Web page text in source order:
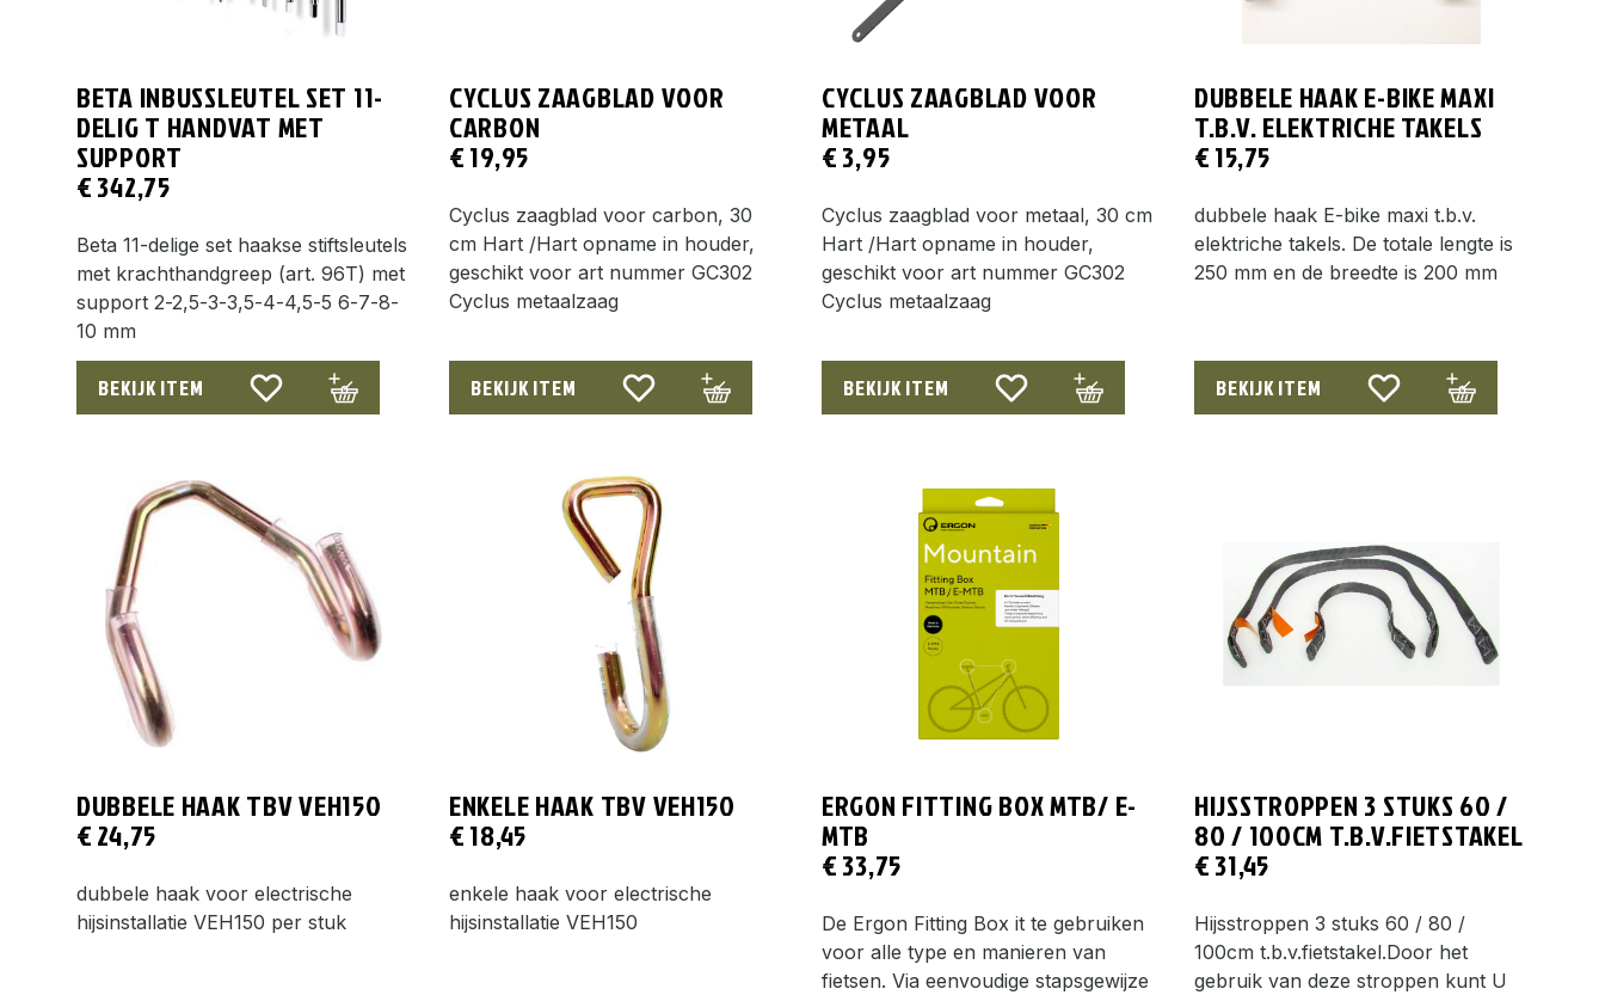
BETA INBUSSLEUTEL SET 11-
DELIG T HANDVAT MET
SUPPORT
€342,75
Beta 11-delige set haakse stiftsleutels
met krachthandgreep (art. 96T) met
support 2-2,5-3-3,5-4-4,5-5 6-7-8-
10 mm
BEKIJK ITEM
CYCLUS ZAAGBLAD VOOR
CARBON
€19,95
Cyclus zaagblad voor carbon, 30
cm Hart /Hart opname in houder,
geschikt voor art nummer GC302
Cyclus metaalzaag
BEKIJK ITEM
CYCLUS ZAAGBLAD VOOR
METAAL
€3,95
Cyclus zaagblad voor metaal, 30 cm
Hart /Hart opname in houder,
geschikt voor art nummer GC302
Cyclus metaalzaag
BEKIJK ITEM
DUBBELE HAAK E-BIKE MAXI
T.B.V. ELEKTRICHE TAKELS
€15,75
dubbele haak E-bike maxi t.b.v.
elektriche takels. De totale lengte is
250 mm en de breedte is 200 mm
BEKIJK ITEM
DUBBELE HAAK TBV VEH150
€24,75
dubbele haak voor electrische
hijsinstallatie VEH150 per stuk
ENKELE HAAK TBV VEH150
€18,45
enkele haak voor electrische
hijsinstallatie VEH150
ERGON FITTING BOX MTB/ E-
MTB
€33,75
De Ergon Fitting Box it te gebruiken
voor alle type en manieren van
fietsen. Via eenvoudige stapsgewijze
HIJSSTROPPEN 3 STUKS 60 /
80 / 100CM T.B.V.FIETSTAKEL
€31,45
Hijsstroppen 3 stuks 60 / 80 /
100cm t.b.v.fietstakel.Door het
gebruik van deze stroppen kunt U